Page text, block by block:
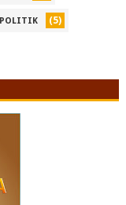
POLITIK (5)